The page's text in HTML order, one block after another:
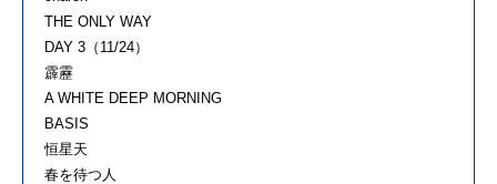
THE ONLY WAY
DAY 3（11/24）
霹靂
A WHITE DEEP MORNING
BASIS
恒星天
春を待つ人